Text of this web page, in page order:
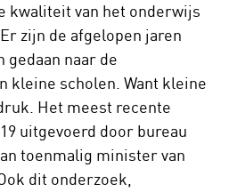
kwaliteit van het onderwijs
zijn de afgelopen jaren
gedaan naar de
kleine scholen. Want kleine
Het meest recente
uitgevoerd door bureau
toenmalig minister van
dit onderzoek,